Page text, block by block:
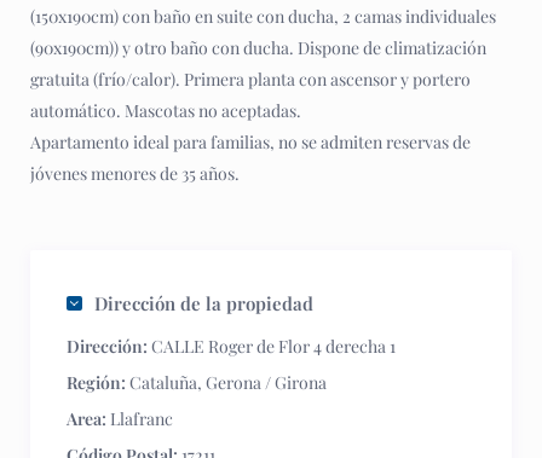
(150x190cm) con baño en suite con ducha, 2 camas individuales
(90x190cm)) y otro baño con ducha. Dispone de climatización
gratuita (frío/calor). Primera planta con ascensor y portero
automático. Mascotas no aceptadas.
Apartamento ideal para familias, no se admiten reservas de
jóvenes menores de 35 años.
Dirección de la propiedad
Dirección: CALLE Roger de Flor 4 derecha 1
Región: Cataluña, Gerona / Girona
Area: Llafranc